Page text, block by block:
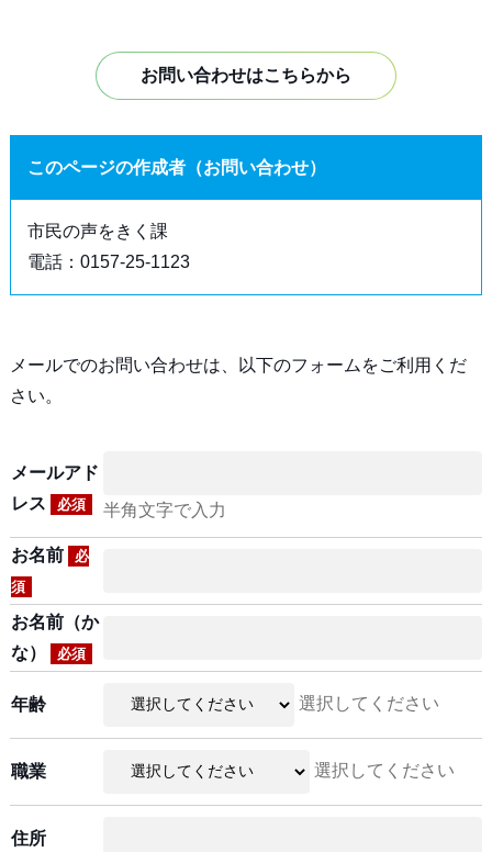
お問い合わせはこちらから
このページの作成者（お問い合わせ）
市民の声をきく課
電話：0157-25-1123
メールでのお問い合わせは、以下のフォームをご利用くだ
さい。
メールアド
レス
必須 半角文字で入力
お名前
必
須
お名前（か
な）
必須
年齢 選択してください
職業 選択してください
住所